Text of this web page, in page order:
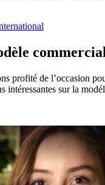
profité de l’occasion
sur la